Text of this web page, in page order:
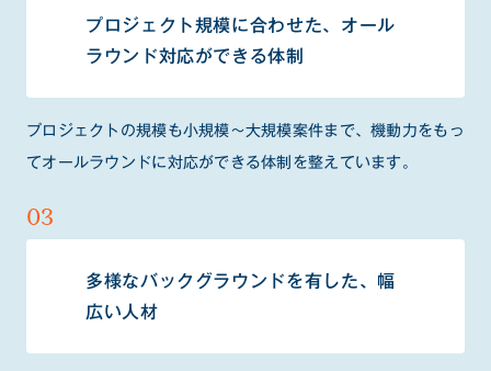
プロジェクト規模に合わせた、オール
ラウンド対応ができる体制
プロジェクトの規模も小規模～大規模案件まで、機動力をもっ
てオールラウンドに対応ができる体制を整えています。
多様なバックグラウンドを有した、幅
広い人材